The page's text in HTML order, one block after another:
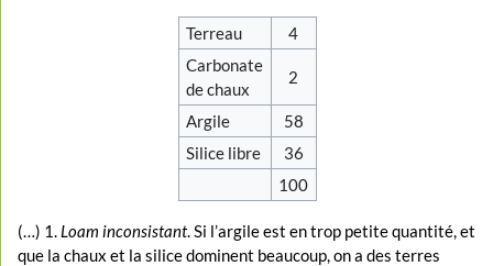
Terreau
4
Carbonate
de chaux
2
Argile
58
Silice libre
36
100
(…) 1. Loam inconsistant. Si l’argile est en trop petite quantité, et
que la chaux et la silice dominent beaucoup, on a des terres